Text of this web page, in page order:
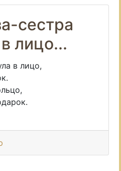
сестра
лицо...
в лицо,